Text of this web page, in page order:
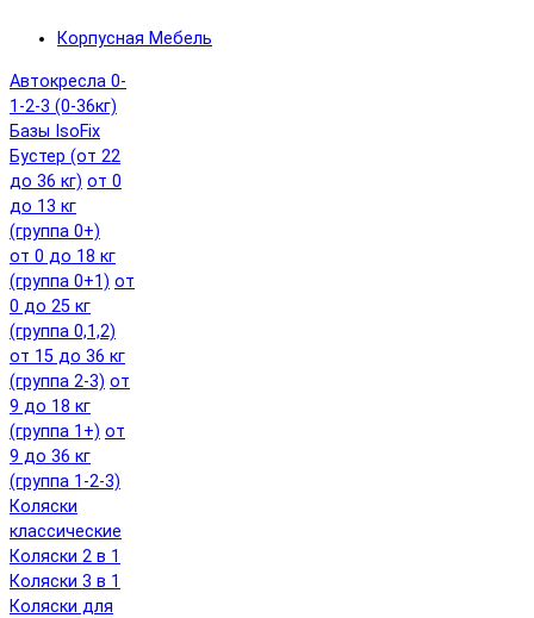
Корпусная Мебель
Автокресла 0-
1-2-3 (0-36кг)
Базы IsoFix
Бустер (от 22
до 36 кг) от 0
до 13 кг
(группа 0+)
от 0 до 18 кг
(группа 0+1) от
0 до 25 кг
(группа 0,1,2)
от 15 до 36 кг
(группа 2-3) от
9 до 18 кг
(группа 1+) от
9 до 36 кг
(группа 1-2-3)
Коляски
классические
Коляски 2 в 1
Коляски 3 в 1
Коляски для